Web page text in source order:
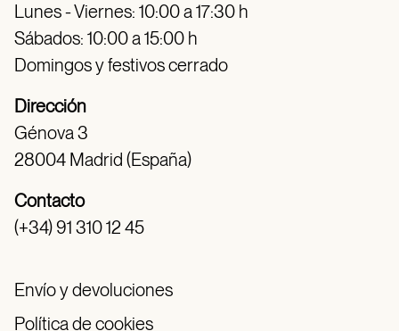
Lunes - Viernes: 10:00 a 17:30 h
Sábados: 10:00 a 15:00 h
Domingos y festivos cerrado
Dirección
Génova 3
28004 Madrid (España)
Contacto
(+34) 91 310 12 45
Envío y devoluciones
Política de cookies